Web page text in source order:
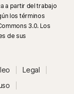
a partir del trabajo
los términos
3.0. Los
de sus
Legal